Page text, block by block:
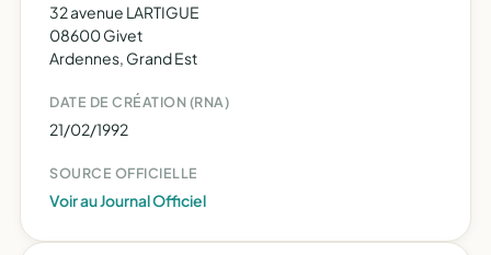
32 avenue LARTIGUE
08600 Givet
Ardennes, Grand Est
DATE DE CRÉATION (RNA)
21/02/1992
SOURCE OFFICIELLE
Voir au Journal Officiel